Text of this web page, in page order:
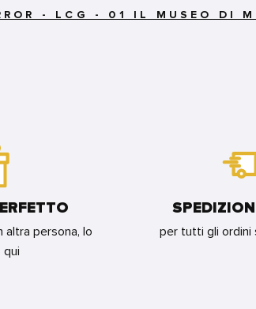
- LCG - 01 IL MUSEO DI
altra persona, lo
qui
per tutti gli ordini